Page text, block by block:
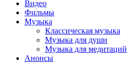
Видео
Фильмы
Музыка
Классическая музыка
Музыка для души
Музыка для медитаций
Анонсы